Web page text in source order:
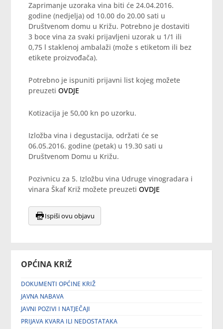
OPĆINA KRIŽ
DOKUMENTI OPĆINE KRIŽ
JAVNA NABAVA
JAVNI POZIVI I NATJEČAJI
PRIJAVA KVARA ILI NEDOSTATAKA
Zaprimanje uzoraka vina biti će 24.04.2016.
godine (nedjelja) od 10.00 do 20.00 sati u
Društvenom domu u Križu. Potrebno je dostaviti
3 boce vina za svaki prijavljeni uzorak u 1/1 ili
0,75 l staklenoj ambalaži (može s etiketom ili bez
etikete proizvođača).
Potrebno je ispuniti prijavni list kojeg možete
preuzetiOVDJE
Kotizacija je 50,00 kn po uzorku.
Izložba vina i degustacija, održati će se
06.05.2016. godine (petak) u 19.30 sati u
Društvenom Domu u Križu.
Pozivnicu za 5. Izložbu vina Udruge vinogradara i
vinara Škaf Križ možete preuzetiOVDJE
Ispiši ovu objavu